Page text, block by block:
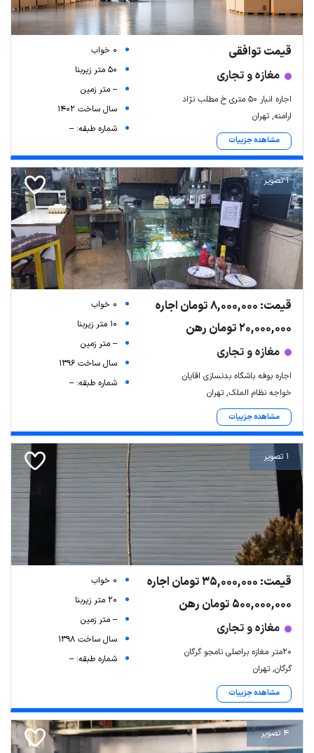
قیمت توافقی
مغازه و تجاری
اجاره انبار ۵۰ متری خ مطلب نژاد
ارامنه, تهران
مشاهده جزییات
0 خواب
50 متر زیربنا
-- متر زمین
سال ساخت 1402
شماره طبقه: --
1 تصویر
قیمت: 8,000,000 تومان اجاره
20,000,000 تومان رهن
مغازه و تجاری
اجاره بوفه باشگاه بدنسازی اقایان
خواجه نظام الملک, تهران
مشاهده جزییات
0 خواب
10 متر زیربنا
-- متر زمین
سال ساخت 1396
شماره طبقه: --
1 تصویر
قیمت: 35,000,000 تومان اجاره
500,000,000 تومان رهن
مغازه و تجاری
۲۰متر مغازه براصلی نامجو گرگان
گرگان, تهران
مشاهده جزییات
0 خواب
20 متر زیربنا
-- متر زمین
سال ساخت 1398
شماره طبقه: --
4 تصویر